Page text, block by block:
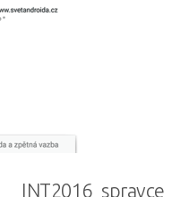
INT2016_spravce